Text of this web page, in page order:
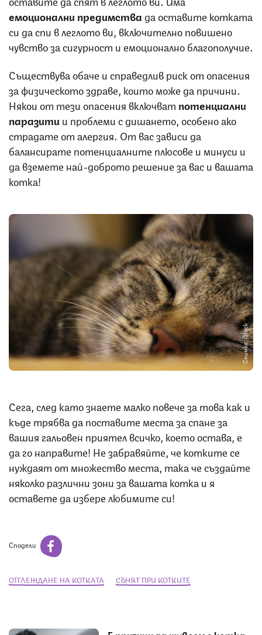
емоционални предимствада оставите котката
си да спи в леглото ви, включително повишено
чувство за сигурност и емоционално благополучие.
Съществува обаче и справедлив риск от опасения
за физическото здраве, които може да причини.
Някои от тези опасения включват потенциални
паразити и проблеми с дишането, особено ако
страдате от алергия. От вас зависи да
балансирате потенциалните плюсове и минуси и
да вземете най-доброто решение за вас и вашата
котка!
Снимка: iStock
Сега, след като знаете малко повече за това как и
къде трябва да поставите места за спане за
вашия гальовен приятел всичко, което остава, е
да го направите! Не забравяйте, че котките се
нуждаят от множество места, така че създайте
няколко различни зони за вашата котка и я
оставете да избере любимите си!
Сподели
ОТГЛЕЖДАНЕ НА КОТКАТА СЪНЯТ ПРИ КОТКИТЕ